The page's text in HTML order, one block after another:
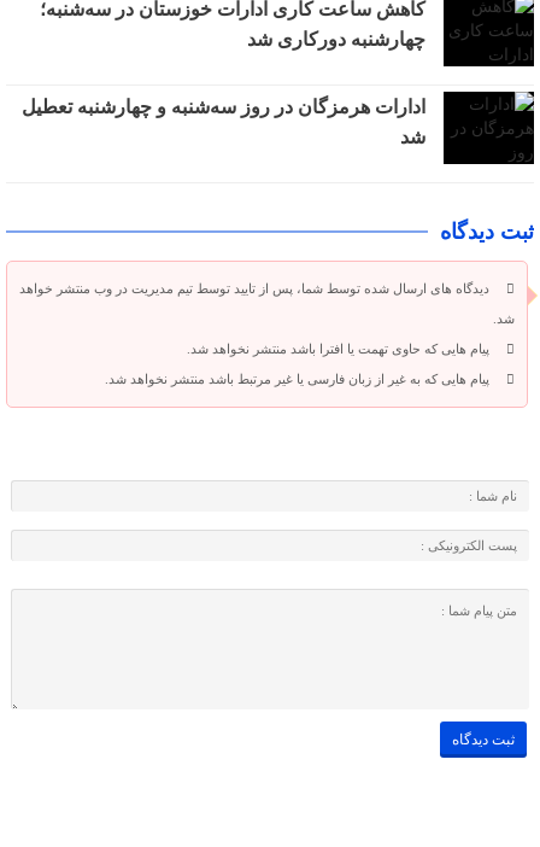
کاهش ساعت کاری ادارات خوزستان در سه‌شنبه؛
چهارشنبه دورکاری شد
ادارات هرمزگان در روز سه‌شنبه و چهارشنبه تعطیل
شد
ثبت دیدگاه
دیدگاه های ارسال شده توسط شما، پس از تایید توسط تیم مدیریت در وب منتشر خواهد
شد.
پیام هایی که حاوی تهمت یا افترا باشد منتشر نخواهد شد.
پیام هایی که به غیر از زبان فارسی یا غیر مرتبط باشد منتشر نخواهد شد.